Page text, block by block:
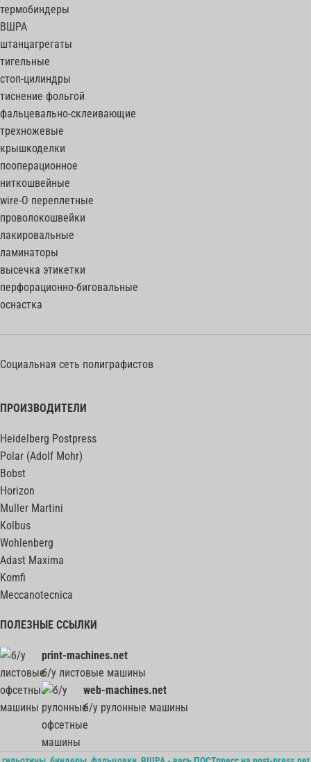
термобиндеры
ВШРА
штанцагрегаты
тигельные
стоп-цилиндры
тиснение фольгой
фальцевально-склеивающие
трехножевые
крышкоделки
пооперационное
ниткошвейные
wire-O переплетные
проволокошвейки
лакировальные
ламинаторы
высечка этикетки
перфорационно-биговальные
оснастка
Социальная сеть полиграфистов
ПРОИЗВОДИТЕЛИ
Heidelberg Postpress
Polar (Adolf Mohr)
Bobst
Horizon
Muller Martini
Kolbus
Wohlenberg
Adast Maxima
Komfi
Meccanotecnica
ПОЛЕЗНЫЕ ССЫЛКИ
print-machines.net
б/у листовые машины
web-machines.net
б/у рулонные машины